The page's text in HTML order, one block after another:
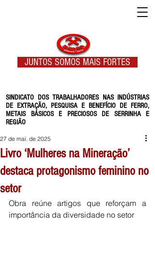
SINDICATO DOS TRABALHADORES NAS INDÚSTRIAS
DE EXTRAÇÃO, PESQUISA E BENEFÍCIO DE FERRO,
METAIS BÁSICOS E PRECIOSOS DE SERRINHA E
REGIÃO
JUNTOS SOMOS MAIS FORTES
Livro ‘Mulheres na Mineração’
destaca protagonismo feminino no
setor
27 de mai. de 2025
Obra reúne artigos que reforçam a
importância da diversidade no setor